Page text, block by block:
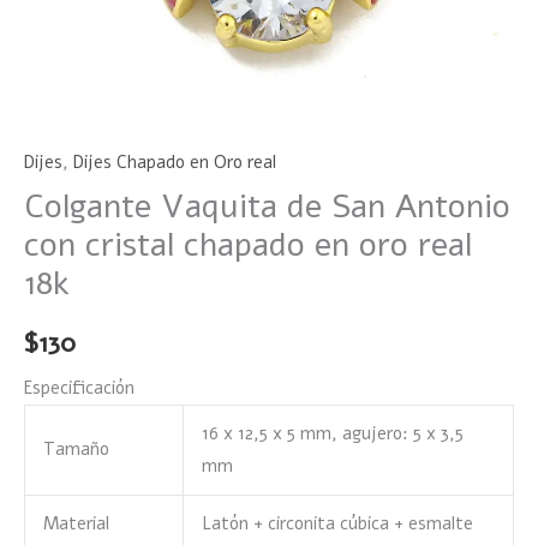
Dijes, Dijes Chapado en Oro real
Colgante Vaquita de San Antonio
con cristal chapado en oro real
18k
$130
Especificación
Tamaño
16 x 12,5 x 5 mm, agujero: 5 x 3,5
mm
Material Latón + circonita cúbica + esmalte